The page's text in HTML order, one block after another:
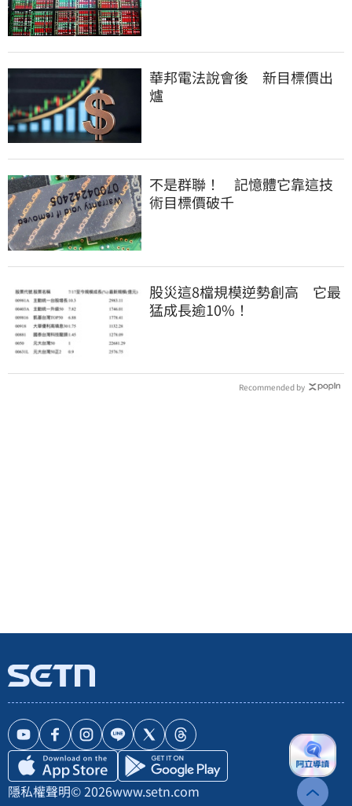
華邦電法說會後 新目標價出
爐
不是群聯！ 記憶體它靠這技
術目標價破千
股災這8檔規模逆勢創高 它最
猛成長逾10%！
Recommended by
隱私權聲明© 2026www.setn.com